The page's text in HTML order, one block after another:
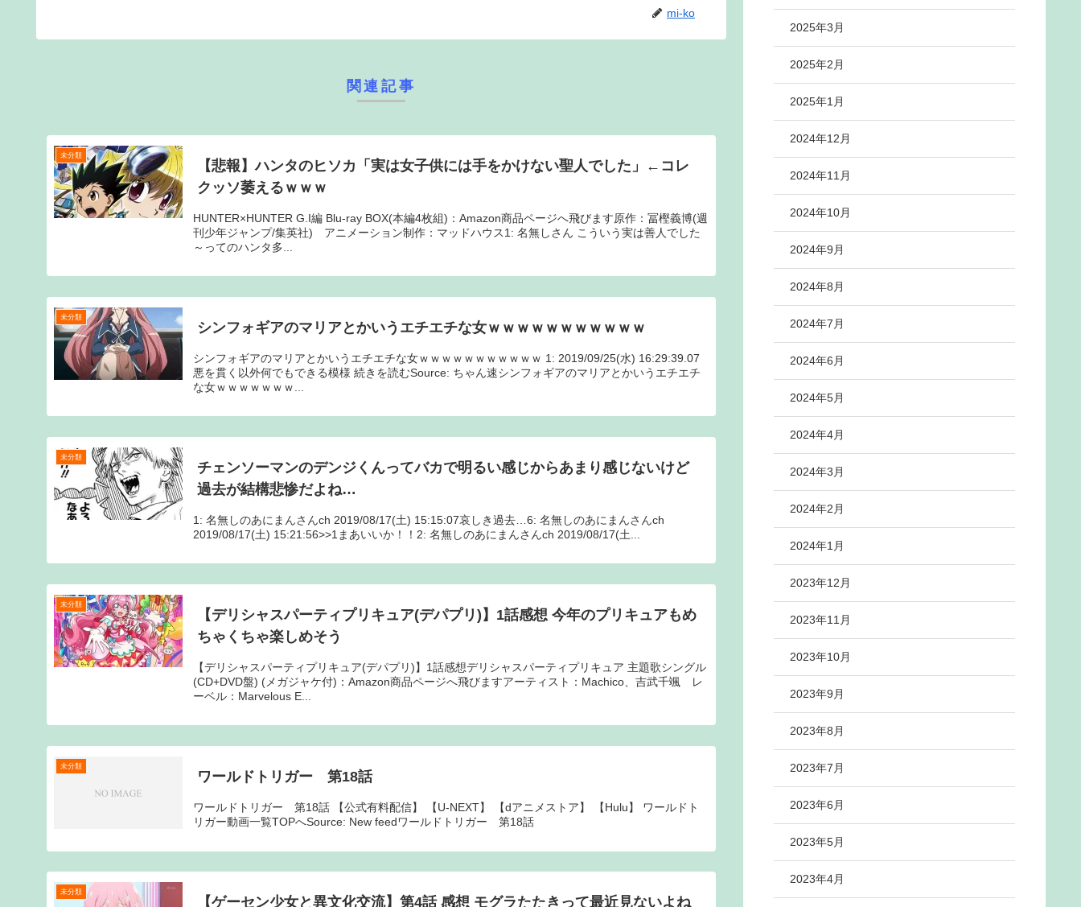
mi-ko
関連記事
未分類
【悲報】ハンタのヒソカ「実は女子供には手をかけない聖人でした」←コレ
クッソ萎えるｗｗｗ
HUNTER×HUNTER G.I編 Blu-ray BOX(本編4枚組)：Amazon商品ページへ飛びます原作：冨樫義博(週
刊少年ジャンプ/集英社) アニメーション制作：マッドハウス1: 名無しさん こういう実は善人でした
～ってのハンタ多...
未分類
シンフォギアのマリアとかいうエチエチな女ｗｗｗｗｗｗｗｗｗｗｗ
シンフォギアのマリアとかいうエチエチな女ｗｗｗｗｗｗｗｗｗｗｗ 1: 2019/09/25(水) 16:29:39.07
悪を貫く以外何でもできる模様 続きを読むSource: ちゃん速シンフォギアのマリアとかいうエチエチ
な女ｗｗｗｗｗｗｗ...
未分類
チェンソーマンのデンジくんってバカで明るい感じからあまり感じないけど
過去が結構悲惨だよね…
1: 名無しのあにまんさんch 2019/08/17(土) 15:15:07哀しき過去…6: 名無しのあにまんさんch
2019/08/17(土) 15:21:56>>1まあいいか！！2: 名無しのあにまんさんch 2019/08/17(土...
未分類
【デリシャスパーティプリキュア(デパプリ)】1話感想 今年のプリキュアもめ
ちゃくちゃ楽しめそう
【デリシャスパーティプリキュア(デパプリ)】1話感想デリシャスパーティプリキュア 主題歌シングル
(CD+DVD盤) (メガジャケ付)：Amazon商品ページへ飛びますアーティスト：Machico、吉武千颯 レ
ーベル：Marvelous E...
未分類
ワールドトリガー 第18話
ワールドトリガー 第18話 【公式有料配信】 【U-NEXT】 【dアニメストア】 【Hulu】 ワールドト
リガー動画一覧TOPへSource: New feedワールドトリガー 第18話
未分類
【ゲーセン少女と異文化交流】第4話 感想 モグラたたきって最近見ないよね
2025年3月
2025年2月
2025年1月
2024年12月
2024年11月
2024年10月
2024年9月
2024年8月
2024年7月
2024年6月
2024年5月
2024年4月
2024年3月
2024年2月
2024年1月
2023年12月
2023年11月
2023年10月
2023年9月
2023年8月
2023年7月
2023年6月
2023年5月
2023年4月